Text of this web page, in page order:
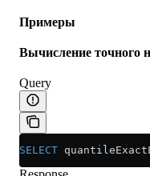
Примеры
Вычисление точного
Query
SELECT